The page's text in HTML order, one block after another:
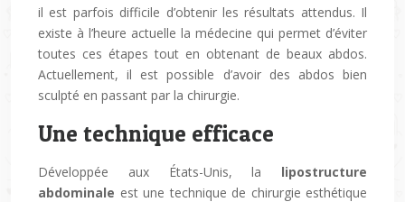
il est parfois difficile d’obtenir les résultats attendus. Il
existe à l’heure actuelle la médecine qui permet d’éviter
toutes ces étapes tout en obtenant de beaux abdos.
Actuellement, il est possible d’avoir des abdos bien
sculpté en passant par la chirurgie.
Une technique efficace
Développée aux États-Unis, la lipostructure
abdominale est une technique de chirurgie esthétique